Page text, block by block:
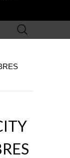
Rechercher :